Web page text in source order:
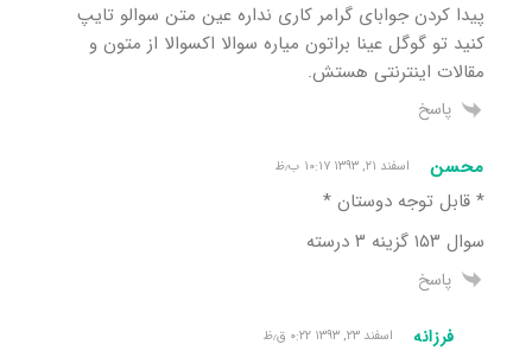
پیدا کردن جوابای گرامر کاری نداره عین متن سوالو تایپ
کنید تو گوگل عینا براتون میاره سوالا اکسوالا از متون و
مقالات اینترنتی هستش.
پاسخ
محسن اسفند ۲۱, ۱۳۹۳ ۱۰:۱۷ ب٫ظ
* قابل توجه دوستان *
سوال ۱۵۳ گزینه ۳ درسته
پاسخ
فرزانه اسفند ۲۳, ۱۳۹۳ ۰:۲۲ ق٫ظ